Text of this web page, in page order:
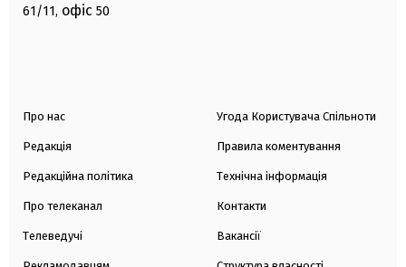
61/11, офіс 50
Про нас
Редакція
Редакційна політика
Про телеканал
Телеведучі
Угода Користувача Спільноти
Правила коментування
Технічна інформація
Контакти
Вакансії